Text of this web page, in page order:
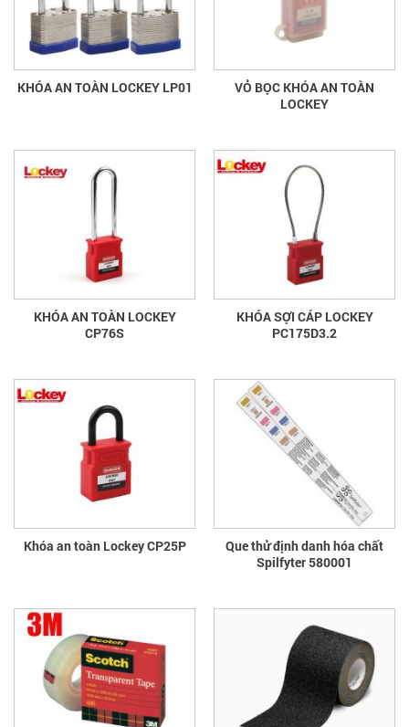
KHÓA AN TOÀN LOCKEY LP01
VỎ BỌC KHÓA AN TOÀN
LOCKEY
KHÓA AN TOÀN LOCKEY
CP76S
KHÓA SỢI CÁP LOCKEY
PC175D3.2
Khóa an toàn Lockey CP25P
Que thử định danh hóa chất
Spilfyter 580001